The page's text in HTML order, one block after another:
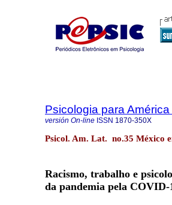
Psicologia para
versión On-line ISSN 1870-350X
Psicol. Am. Lat. no.35 México
Racismo, trabalho e
da pandemia pela COVID-